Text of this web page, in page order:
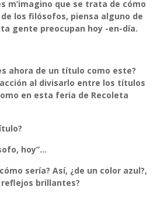
m’imagino que se trata de cómo
los filósofos, piensa alguno de
gente preocupan hoy -en-día.
ahora de un título como este?
al divisarlo entre los títulos
en esta feria de Recoleta
hoy”…
sería? Así, ¿de un color azul?,
reflejos brillantes?